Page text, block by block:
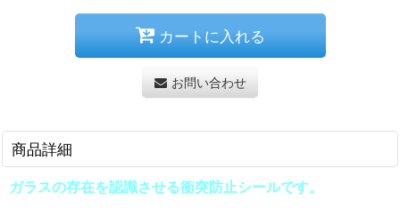
カートに入れる
お問い合わせ
商品詳細
ガラスの存在を認識させる衝突防止シールです。